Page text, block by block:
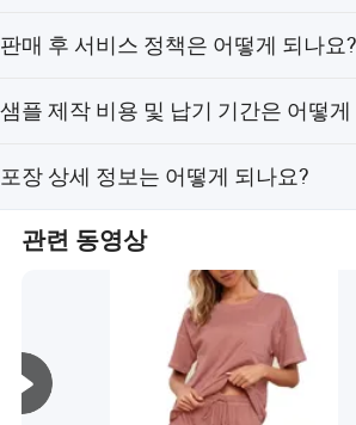
결제합니다. 3000 USD ~ 10000 USD 사이
주문의 경우, 계약금 30%와 배송 전 70%를
판매 후 서비스 정책은 어떻게 되나요?
을 지고 불량 제품에 대한 환불을 제공할
샘플 제작 비용 및 납기 기간은 어떻
USD의 비용이 발생합니다. 정확한 샘플을
부자재 및 원단의 정확한 제작을 위해
비용이 발생합니다. 시제품 샘플의 제작 기
포장 상세 정보는 어떻게 되나요?
제품은 1개의 상자에 포장됩니다. 상자의
40cm * 40cm이며, 무게는 15~25kg입니다
티커는 비닐 백의 외부면에 부착됩니다. 상
명 테이프가 부착됩니다.
관련 동영상